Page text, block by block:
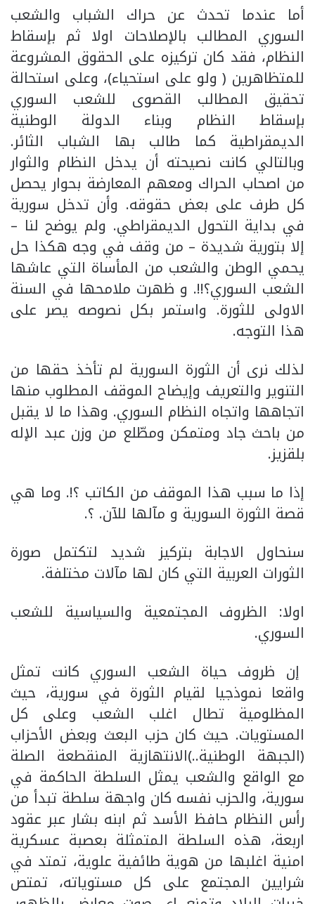
أما عندما تحدث عن حراك الشباب والشعب
السوري المطالب بالإصلاحات اولا ثم بإسقاط
النظام، فقد كان تركيزه على الحقوق المشروعة
للمتظاهرين ( ولو على استحياء)، وعلى استحالة
تحقيق المطالب القصوى للشعب السوري
بإسقاط النظام وبناء الدولة الوطنية
الديمقراطية كما طالب بها الشباب الثائر.
وبالتالي كانت نصيحته أن يدخل النظام والثوار
من اصحاب الحراك ومعهم المعارضة بحوار يحصل
كل طرف على بعض حقوقه. وأن تدخل سورية
في بداية التحول الديمقراطي. ولم يوضح لنا –
إلا بتورية شديدة – من وقف في وجه هكذا حل
يحمي الوطن والشعب من المأساة التي عاشها
الشعب السوري؟!!. و ظهرت ملامحها في السنة
الاولى للثورة. واستمر بكل نصوصه يصر على
هذا التوجه.
لذلك نرى أن الثورة السورية لم تأخذ حقها من
التنوير والتعريف وإيضاح الموقف المطلوب منها
اتجاهها واتجاه النظام السوري. وهذا ما لا يقبل
من باحث جاد ومتمكن ومطّلع من وزن عبد الإله
بلقزيز.
إذا ما سبب هذا الموقف من الكاتب ؟!. وما هي
قصة الثورة السورية و مآلها للآن. ؟.
سنحاول الاجابة بتركيز شديد لتكتمل صورة
الثورات العربية التي كان لها مآلات مختلفة.
اولا: الظروف المجتمعية والسياسية للشعب
السوري.
إن ظروف حياة الشعب السوري كانت تمثل
واقعا نموذجيا لقيام الثورة في سورية، حيث
المظلومية تطال اغلب الشعب وعلى كل
المستويات. حيث كان حزب البعث وبعض الأحزاب
(الجبهة الوطنية..)الانتهازية المنقطعة الصلة
مع الواقع والشعب يمثل السلطة الحاكمة في
سورية، والحزب نفسه كان واجهة سلطة تبدأ من
رأس النظام حافظ الأسد ثم ابنه بشار عبر عقود
اربعة، هذه السلطة المتمثلة بعصبة عسكرية
امنية اغلبها من هوية طائفية علوية، تمتد في
شرايين المجتمع على كل مستوياته، تمتص